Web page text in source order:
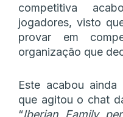
competitiva
jogadores, visto
provar em
organização que
Este acabou
que agitou o chat
“Iberian Family